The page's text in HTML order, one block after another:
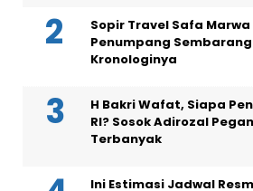
Sopir Travel Safa
Penumpang
Kronologinya
H Bakri Wafat, Siapa
RI? Sosok Adirozal
Terbanyak
Ini Estimasi Jadwal